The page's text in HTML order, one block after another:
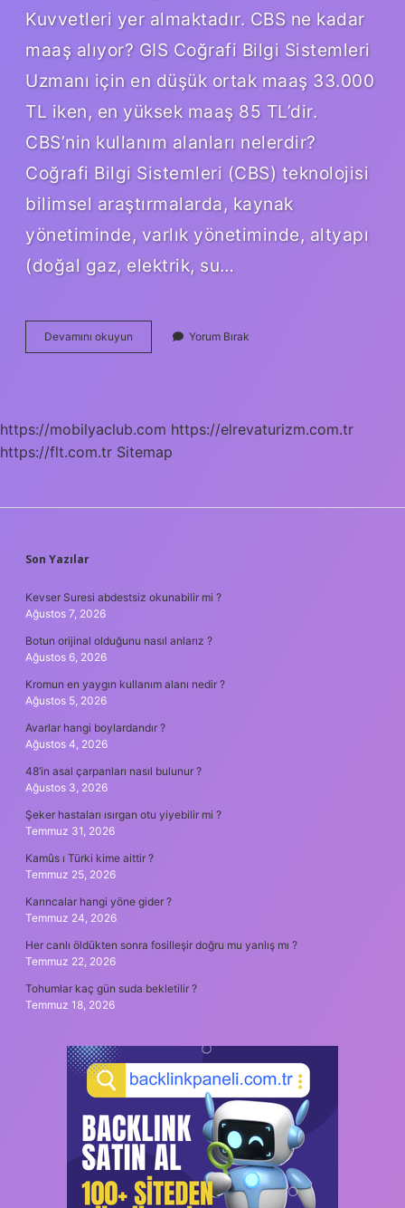
Kuvvetleri yer almaktadır. CBS ne kadar
maaş alıyor? GIS Coğrafi Bilgi Sistemleri
Uzmanı için en düşük ortak maaş 33.000
TL iken, en yüksek maaş 85 TL’dir.
CBS’nin kullanım alanları nelerdir?
Coğrafi Bilgi Sistemleri (CBS) teknolojisi
bilimsel araştırmalarda, kaynak
yönetiminde, varlık yönetiminde, altyapı
(doğal gaz, elektrik, su…
Devamını okuyun
Nerelerde
Yorum Bırak
https://mobilyaclub.com https://elrevaturizm.com.tr
https://flt.com.tr Sitemap
SIDEBAR
Son Yazılar
Kevser Suresi abdestsiz okunabilir mi ?
Ağustos 7, 2026
Botun orijinal olduğunu nasıl anlarız ?
Ağustos 6, 2026
Kromun en yaygın kullanım alanı nedir ?
Ağustos 5, 2026
Avarlar hangi boylardandır ?
Ağustos 4, 2026
48’in asal çarpanları nasıl bulunur ?
Ağustos 3, 2026
Şeker hastaları ısırgan otu yiyebilir mi ?
Temmuz 31, 2026
Kamûs ı Türki kime aittir ?
Temmuz 25, 2026
Karıncalar hangi yöne gider ?
Temmuz 24, 2026
Her canlı öldükten sonra fosilleşir doğru mu yanlış mı ?
Temmuz 22, 2026
Tohumlar kaç gün suda bekletilir ?
Temmuz 18, 2026